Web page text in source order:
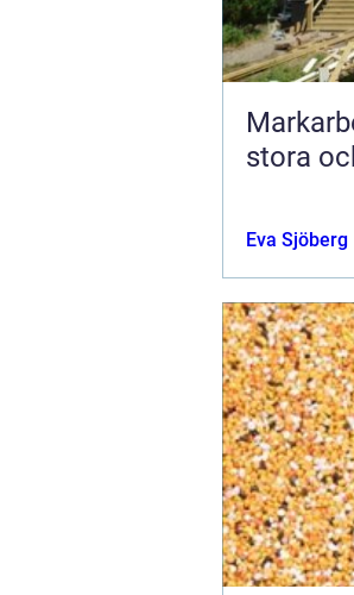
stora
Eva Sjöberg